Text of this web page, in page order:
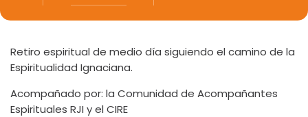
Retiro espiritual de medio día siguiendo el camino de la
Espiritualidad Ignaciana.
Acompañado por: la Comunidad de Acompañantes
Espirituales RJI y el CIRE